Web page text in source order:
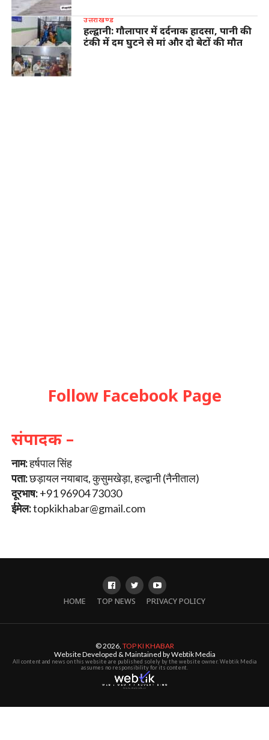
उत्तराखण्ड
हल्द्वानी: गौलापार में दर्दनाक हादसा, पानी की
टंकी में दम घुटने से मां और दो बेटों की मौत
Follow Facebook Page
संपादक –
नाम:हर्षपाल सिंह
पता:छड़ायल नयाबाद, कुसुमखेड़ा, हल्द्वानी (नैनीताल)
दूरभाष:+91 96904 73030
ईमेल:topkikhabar@gmail.com
HOME TOP NEWS PRIVACY POLICY
© 2026, TOP KI KHABAR
Website Developed & Maintained by Webtik Media
All content and news on this website are published solely by the website owner. Webtik Media
assumes no responsibility for its content.